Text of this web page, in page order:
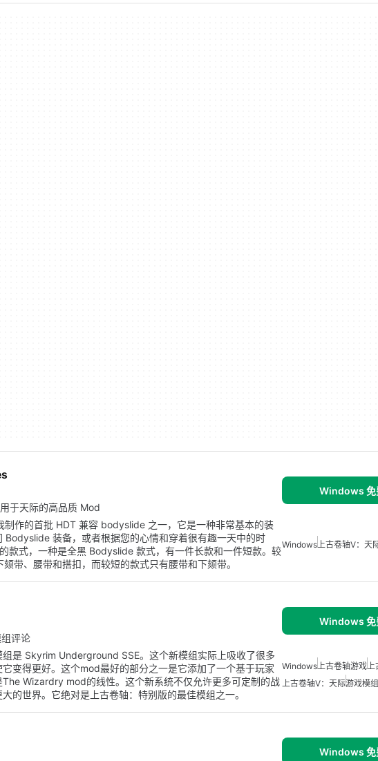
于天际的高品质 Mod
Windows 免
作的首批 HDT 兼容 bodyslide 之一，它是一种非常基本的装
Bodyslide 装备，或者根据您的心情和穿着很有趣一天中的时
款式，一种是全黑 Bodyslide 款式，有一件长款和一件短款。较
带、腰带和搭扣，而较短的款式只有腰带和下颏带。
Windows 上古卷轴V：天
评论
Windows 免
是 Skyrim Underground SSE。这个新模组实际上吸收了很多
变得更好。这个mod最好的部分之一是它添加了一个基于玩家
Wizardry mod的线性。这个新系统不仅允许更多可定制的战
的世界。它绝对是上古卷轴：特别版的最佳模组之一。
Windows上古卷轴游戏上
上古卷轴V：天际游戏模组
Windows 免